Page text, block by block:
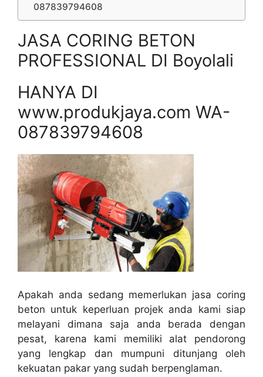
087839794608
JASA CORING BETON
PROFESSIONAL DI Boyolali
HANYA DI
www.produkjaya.com WA-
087839794608
Apakah anda sedang memerlukan jasa coring
beton untuk keperluan projek anda kami siap
melayani dimana saja anda berada dengan
pesat, karena kami memiliki alat pendorong
yang lengkap dan mumpuni ditunjang oleh
kekuatan pakar yang sudah berpenglaman.